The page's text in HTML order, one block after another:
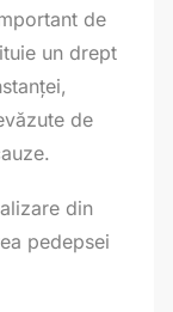
de
un drept
de
din
pedepsei